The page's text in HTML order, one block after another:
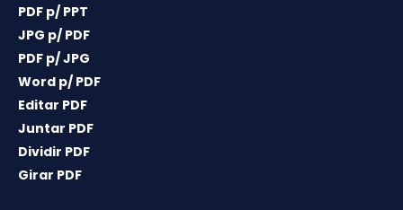
PDF p/ PPT
JPG p/ PDF
PDF p/ JPG
Word p/ PDF
Editar PDF
Juntar PDF
Dividir PDF
Girar PDF